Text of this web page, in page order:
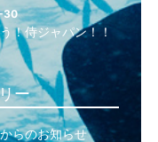
30
！侍ジャパン！！
ー
らのお知らせ